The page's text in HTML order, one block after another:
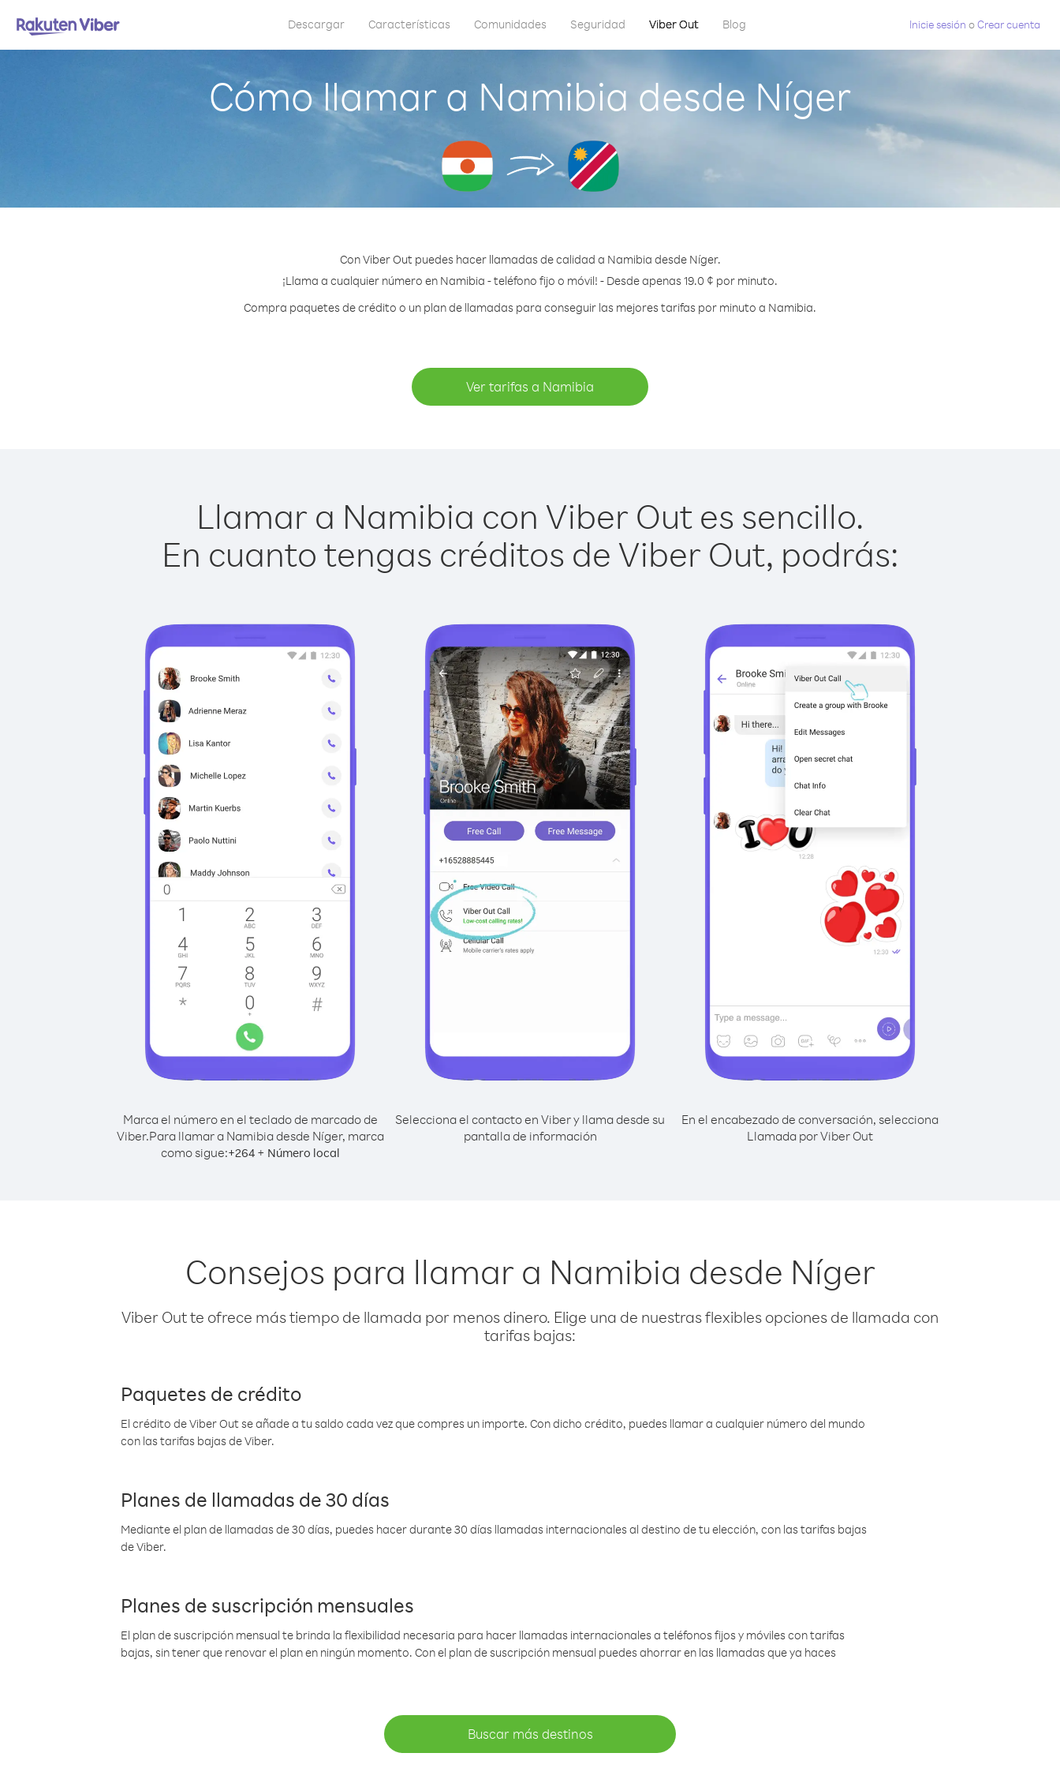
Descargar Características Comunidades Seguridad Viber Out Blog Inicie sesión oCrear cuenta
Cómo llamar a Namibia desde Níger
Con Viber Out puedes hacer llamadas de calidad a Namibia desde Níger.
¡Llama a cualquier número en Namibia - teléfono fijo o móvil! - Desde apenas 19.0 ¢ por minuto.
Compra paquetes de crédito o un plan de llamadas para conseguir las mejores tarifas por minuto a Namibia.
Ver tarifas a Namibia
Llamar a Namibia con Viber Out es sencillo.
En cuanto tengas créditos de Viber Out, podrás:
Marca el número en el teclado de marcado de
Viber.Para llamar a Namibia desde Níger, marca
como sigue:+264+ Número local
Selecciona el contacto en Viber y llama desde su
pantalla de información
En el encabezado de conversación, selecciona
Llamada por Viber Out
Consejos para llamar a Namibia desde Níger
Viber Out te ofrece más tiempo de llamada por menos dinero. Elige una de nuestras flexibles opciones de llamada con
tarifas bajas:
Paquetes de crédito
El crédito de Viber Out se añade a tu saldo cada vez que compres un importe. Con dicho crédito, puedes llamar a cualquier número del mundo
con las tarifas bajas de Viber.
Planes de llamadas de 30 días
Mediante el plan de llamadas de 30 días, puedes hacer durante 30 días llamadas internacionales al destino de tu elección, con las tarifas bajas
de Viber.
Planes de suscripción mensuales
El plan de suscripción mensual te brinda la flexibilidad necesaria para hacer llamadas internacionales a teléfonos fijos y móviles con tarifas
bajas, sin tener que renovar el plan en ningún momento. Con el plan de suscripción mensual puedes ahorrar en las llamadas que ya haces
Buscar más destinos